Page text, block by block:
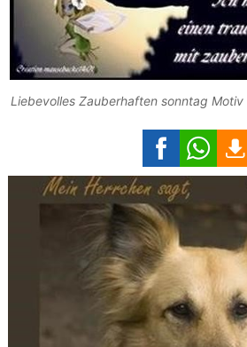
Liebevolles Zauberhaften sonntag Motiv